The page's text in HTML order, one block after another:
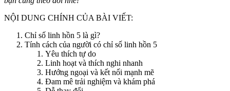
NỘI DUNG CHÍNH CỦA BÀI VIẾT:
Chỉ số linh hồn 5 là gì?
Tính cách của người có chỉ số linh hồn 5
Yêu thích tự do
Linh hoạt và thích nghi nhanh
Hướng ngoại và kết nối mạnh mẽ
Đam mê trải nghiệm và khám phá